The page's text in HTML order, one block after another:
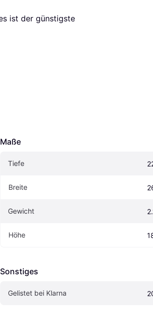
ist der günstigste
Maße
Tiefe
Breite
Gewicht
Höhe
Sonstiges
Gelistet bei Klarna